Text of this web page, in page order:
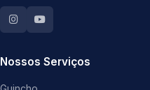
Nossos Serviços